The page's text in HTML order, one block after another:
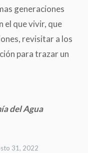
generaciones
el que vivir, que
revisitar a los
para trazar un
del Agua
31, 2022